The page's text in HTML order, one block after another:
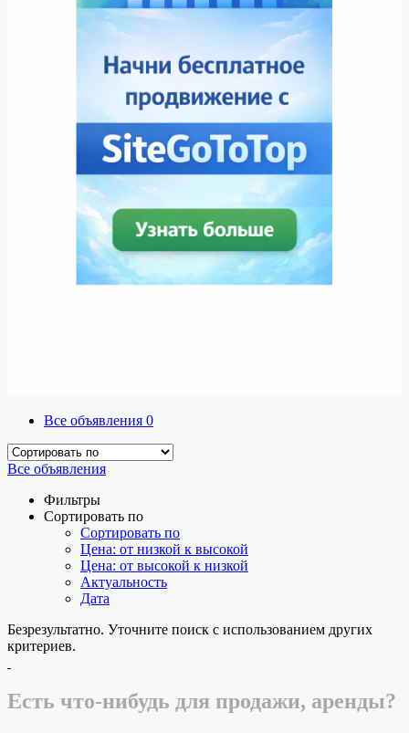
Все объявления 0
Все объявления
Фильтры
Сортировать по
Сортировать по
Цена: от низкой к высокой
Цена: от высокой к низкой
Актуальность
Дата
Безрезультатно. Уточните поиск с использованием других
критериев.
Есть что-нибудь для продажи, аренды?